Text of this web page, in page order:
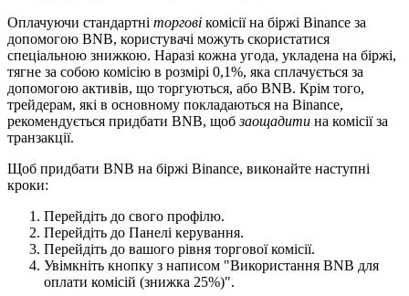
Оплачуючи стандартні торгові комісії на біржі Binance за
допомогою BNB, користувачі можуть скористатися
спеціальною знижкою. Наразі кожна угода, укладена на біржі,
тягне за собою комісію в розмірі 0,1%, яка сплачується за
допомогою активів, що торгуються, або BNB. Крім того,
трейдерам, які в основному покладаються на Binance,
рекомендується придбати BNB, щобзаощадити на комісії за
транзакції.
Щоб придбати BNB на біржі Binance, виконайте наступні
кроки:
Перейдіть до свого профілю.
Перейдіть до Панелі керування.
Перейдіть до вашого рівня торгової комісії.
Увімкніть кнопку з написом "Використання BNB для
оплати комісій (знижка 25%)".